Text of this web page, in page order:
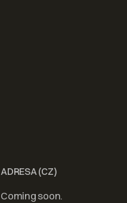
ADRESA (CZ)
Coming soon.